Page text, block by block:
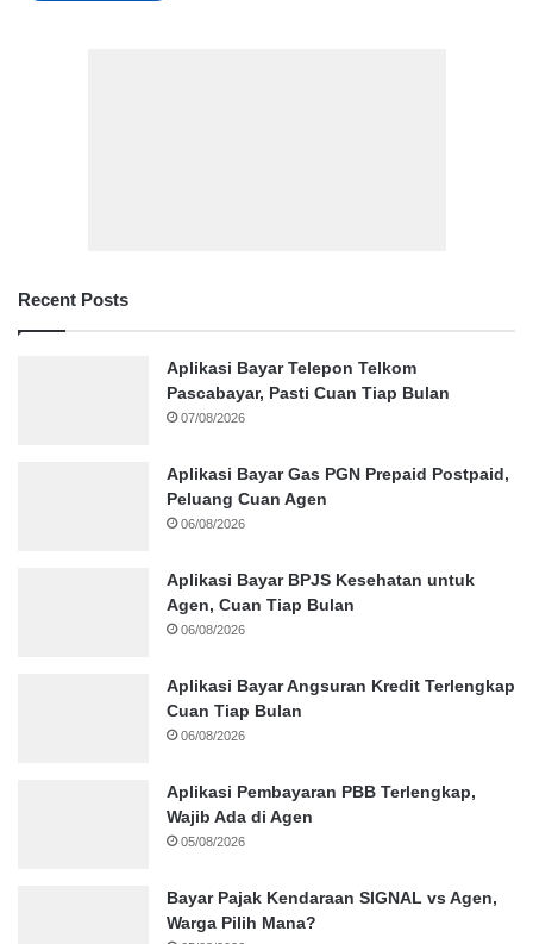
Recent Posts
Aplikasi Bayar Telepon Telkom
Pascabayar, Pasti Cuan Tiap Bulan
07/08/2026
Aplikasi Bayar Gas PGN Prepaid Postpaid,
Peluang Cuan Agen
06/08/2026
Aplikasi Bayar BPJS Kesehatan untuk
Agen, Cuan Tiap Bulan
06/08/2026
Aplikasi Bayar Angsuran Kredit Terlengkap
Cuan Tiap Bulan
06/08/2026
Aplikasi Pembayaran PBB Terlengkap,
Wajib Ada di Agen
05/08/2026
Bayar Pajak Kendaraan SIGNAL vs Agen,
Warga Pilih Mana?